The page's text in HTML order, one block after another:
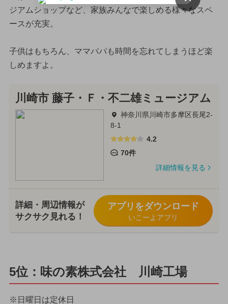
ジアムショップなど、家族みんなで楽しめる様々なスペ
ースが充実。
子供はもちろん、ママパパも時間を忘れてしまうほど楽
しめますよ。
川崎市 藤子・Ｆ・不二雄ミュージアム
神奈川県川崎市多摩区長尾2-
8-1
4.2
70件
詳細情報を見る
詳細・周辺情報が
サクサク見れる！
アプリをダウンロード
いこーよアプリ
5位：味の素株式会社 川崎工場
※日曜日は定休日